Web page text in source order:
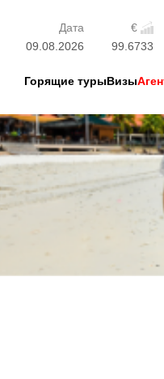
Дата
€
09.08.2026
99.6733
Горящие турыВизы